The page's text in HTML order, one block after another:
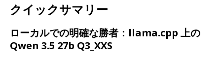
クイックサマリー
ローカルでの明確な勝者：llama.cpp 上の
Qwen 3.5 27b Q3_XXS